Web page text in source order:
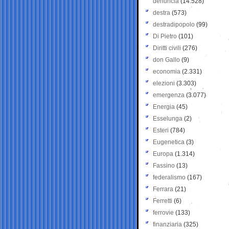
destra (573)
destradipopolo (99)
Di Pietro (101)
Diritti civili (276)
don Gallo (9)
economia (2.331)
elezioni (3.303)
emergenza (3.077)
Energia (45)
Esselunga (2)
Esteri (784)
Eugenetica (3)
Europa (1.314)
Fassino (13)
federalismo (167)
Ferrara (21)
Ferretti (6)
ferrovie (133)
finanziaria (325)